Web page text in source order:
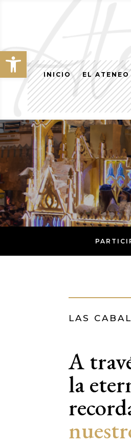
Abrir barra de herramientas
INICIO EL ATENEO
LAS
A
la